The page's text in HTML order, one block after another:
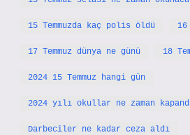
15 Temmuzda kaç polis öldü 16
17 Temmuz dünya ne günü 18
2024 15 Temmuz hangi gün
2024 yılı okullar ne zaman
Darbeciler ne kadar ceza aldı